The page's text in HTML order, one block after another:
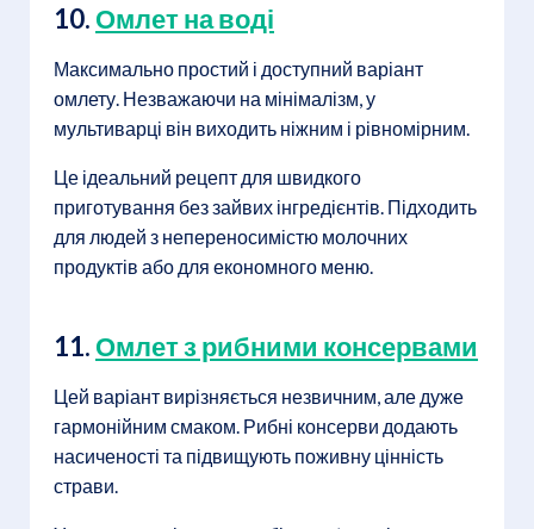
10. Омлет на воді
Максимально простий і доступний варіант
омлету. Незважаючи на мінімалізм, у
мультиварці він виходить ніжним і рівномірним.
Це ідеальний рецепт для швидкого
приготування без зайвих інгредієнтів. Підходить
для людей з непереносимістю молочних
продуктів або для економного меню.
11. Омлет з рибними консервами
Цей варіант вирізняється незвичним, але дуже
гармонійним смаком. Рибні консерви додають
насиченості та підвищують поживну цінність
страви.